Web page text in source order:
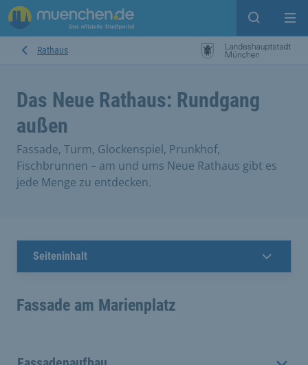
Suche
Rathaus
Das Neue Rathaus: Rundgang
außen
Fassade, Turm, Glockenspiel, Prunkhof,
Fischbrunnen – am und ums Neue Rathaus gibt es
jede Menge zu entdecken.
Seiteninhalt
Fassade am Marienplatz